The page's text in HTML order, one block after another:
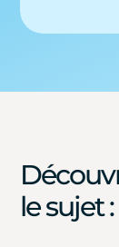
le sujet :